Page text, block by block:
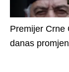
Premijer Crne
danas